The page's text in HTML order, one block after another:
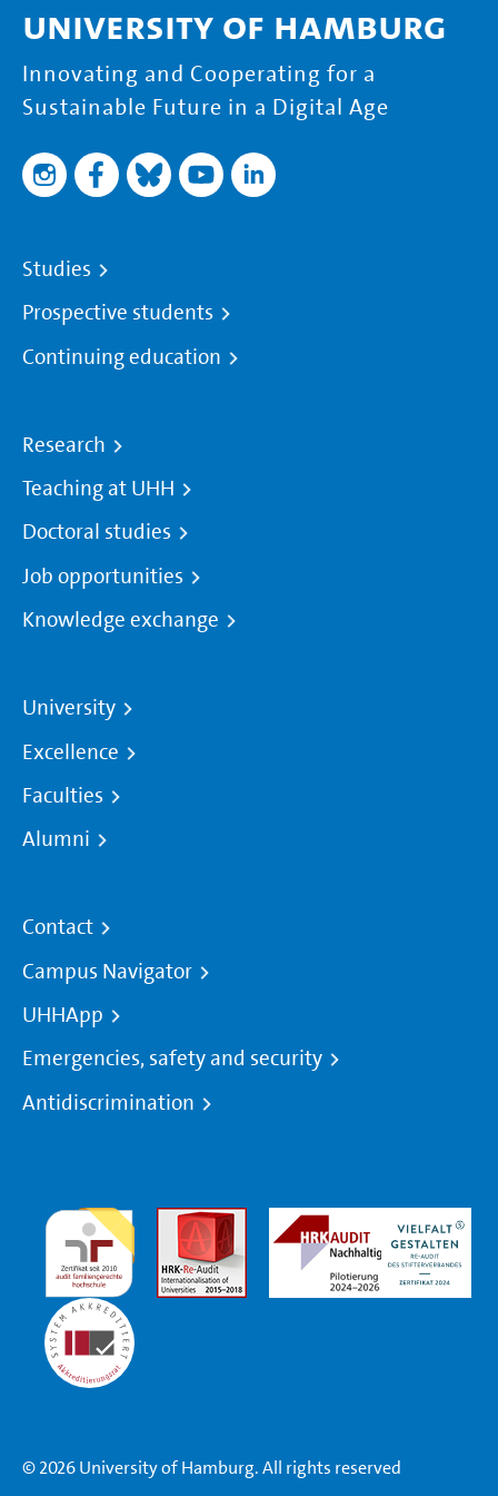
University of Hamburg
Innovating and Cooperating for a
Sustainable Future in a Digital Age
Studies
Prospective students
Continuing education
Research
Teaching at UHH
Doctoral studies
Job opportunities
Knowledge exchange
University
Excellence
Faculties
Alumni
Contact
Campus Navigator
UHHApp
Emergencies, safety and security
Antidiscrimination
© 2026 University of Hamburg. All rights reserved